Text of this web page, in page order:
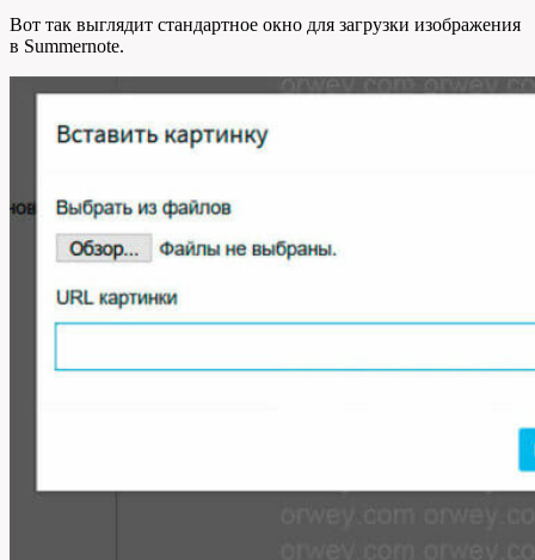
Вот так выглядит стандартное окно для загрузки изображения
в Summernote.